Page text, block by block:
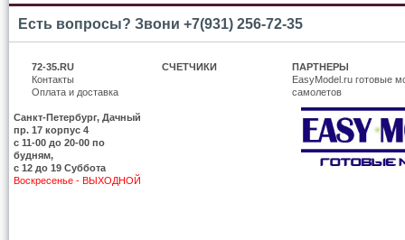
Есть вопросы? Звони +7(931) 256-72-35
72-35.RU
Контакты
Оплата и доставка
Санкт-Петербург, Дачный
пр. 17 корпус 4
c 11-00 до 20-00 по
будням,
с 12 до 19 Суббота
Воскресенье - ВЫХОДНОЙ
СЧЕТЧИКИ
ПАРТНЕРЫ
EasyModel.ru готовые
самолетов